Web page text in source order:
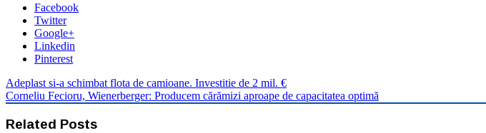
Facebook
Twitter
Google+
Linkedin
Pinterest
Adeplast si-a schimbat flota de camioane. Investitie de 2 mil. €
Corneliu Fecioru, Wienerberger: Producem cărămizi aproape de capacitatea optimă
Related Posts